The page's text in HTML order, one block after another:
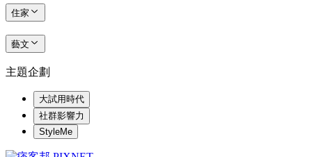
住家
藝文
主題企劃
大試用時代
社群影響力
StyleMe